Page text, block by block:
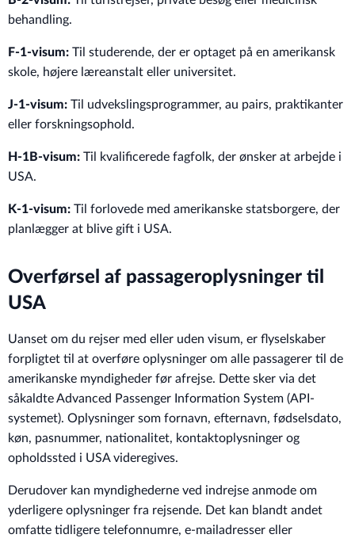
behandling.
F-1-visum: Til studerende, der er optaget på en amerikansk
skole, højere læreanstalt eller universitet.
J-1-visum: Til udvekslingsprogrammer, au pairs, praktikanter
eller forskningsophold.
H-1B-visum: Til kvalificerede fagfolk, der ønsker at arbejde i
USA.
K-1-visum: Til forlovede med amerikanske statsborgere, der
planlægger at blive gift i USA.
Overførsel af passageroplysninger til
USA
Uanset om du rejser med eller uden visum, er flyselskaber
forpligtet til at overføre oplysninger om alle passagerer til de
amerikanske myndigheder før afrejse. Dette sker via det
såkaldte Advanced Passenger Information System (API-
systemet). Oplysninger som fornavn, efternavn, fødselsdato,
køn, pasnummer, nationalitet, kontaktoplysninger og
opholdssted i USA videregives.
Derudover kan myndighederne ved indrejse anmode om
yderligere oplysninger fra rejsende. Det kan blandt andet
omfatte tidligere telefonnumre, e-mailadresser eller